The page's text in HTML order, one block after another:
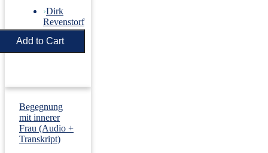
›Dirk
Revenstorf
Price: €5.50
Begegnung
mit innerer
Frau (Audio +
Transkript)